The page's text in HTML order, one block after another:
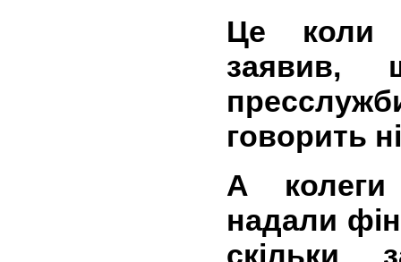
Це коли
говорить
А
надали
скільки